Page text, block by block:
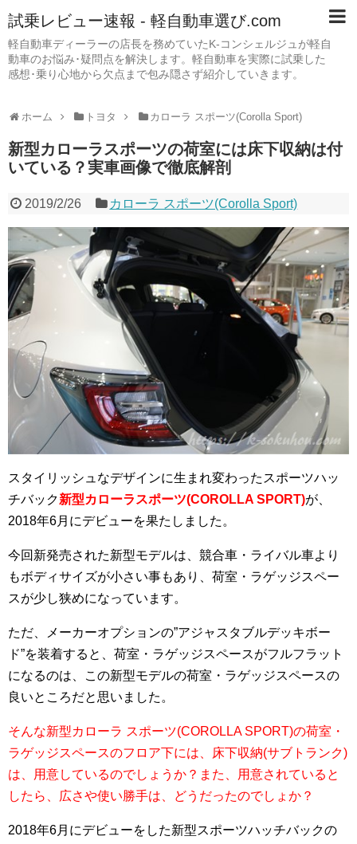
試乗レビュー速報 - 軽自動車選び.com
軽自動車ディーラーの店長を務めていたK-コンシェルジュが軽自
動車のお悩み･疑問点を解決します。軽自動車を実際に試乗した
感想･乗り心地から欠点まで包み隠さず紹介していきます。
ホーム トヨタ カローラ スポーツ(Corolla Sport)
新型カローラスポーツの荷室には床下収納は付
いている？実車画像で徹底解剖
2019/2/26 カローラ スポーツ(Corolla Sport)
スタイリッシュなデザインに生まれ変わったスポーツハッ
チバック新型カローラスポーツ(COROLLA SPORT)が、
2018年6月にデビューを果たしました。
今回新発売された新型モデルは、競合車・ライバル車より
もボディサイズが小さい事もあり、荷室・ラゲッジスペー
スが少し狭めになっています。
ただ、メーカーオプションの”アジャスタブルデッキボー
ド”を装着すると、荷室・ラゲッジスペースがフルフラット
になるのは、この新型モデルの荷室・ラゲッジスペースの
良いところだと思いました。
そんな新型カローラ スポーツ(COROLLA SPORT)の荷室・
ラゲッジスペースのフロア下には、床下収納(サブトランク)
は、用意しているのでしょうか？また、用意されていると
したら、広さや使い勝手は、どうだったのでしょか？
2018年6月にデビューをした新型スポーツハッチバックの